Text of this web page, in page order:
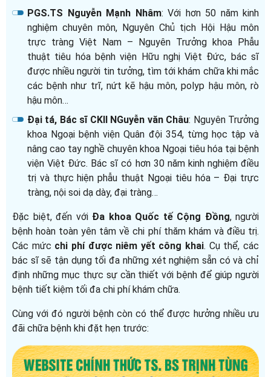
PGS.TS Nguyễn Mạnh Nhâm: Với hơn 50 năm kinh
nghiệm chuyên môn, Nguyên Chủ tịch Hội Hậu môn
trực tràng Việt Nam – Nguyên Trưởng khoa Phẫu
thuật tiêu hóa bệnh viện Hữu nghị Việt Đức, bác sĩ
được nhiều người tin tưởng, tìm tới khám chữa khi mắc
các bệnh như trĩ, nứt kẽ hậu môn, polyp hậu môn, rò
hậu môn…
Đại tá, Bác sĩ CKII NGuyễn văn Châu: Nguyên Trưởng
khoa Ngoại bệnh viện Quân đội 354, từng học tập và
nâng cao tay nghề chuyên khoa Ngoại tiêu hóa tại bệnh
viện Việt Đức. Bác sĩ có hơn 30 năm kinh nghiệm điều
trị và thực hiện phẫu thuật Ngoại tiêu hóa – Đại trực
tràng, nội soi dạ dày, đại tràng…
Đặc biệt, đến với Đa khoa Quốc tế Cộng Đồng, người
bệnh hoàn toàn yên tâm về chi phí thăm khám và điều trị.
Các mức chi phí được niêm yết công khai. Cụ thể, các
bác sĩ sẽ tận dụng tối đa những xét nghiệm sẵn có và chỉ
định những mục thực sự cần thiết với bệnh để giúp người
bệnh tiết kiệm tối đa chi phí khám chữa.
Cùng với đó người bệnh còn có thể được hưởng nhiều ưu
đãi chữa bệnh khi đặt hẹn trước: